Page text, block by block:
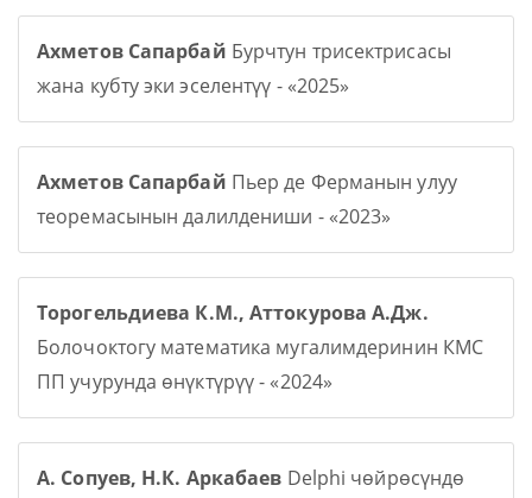
Ахметов Сапарбай Бурчтун трисектрисасы
жана кубту эки эселентүү - «2025»
Ахметов Сапарбай Пьер де Ферманын улуу
теоремасынын далилдениши - «2023»
Торогельдиева К.М., Аттокурова А.Дж.
Болочоктогу математика мугалимдеринин КМС
ПП учурунда өнүктүрүү - «2024»
А. Сопуев, Н.К. Аркабаев Delphi чөйрөсүндө